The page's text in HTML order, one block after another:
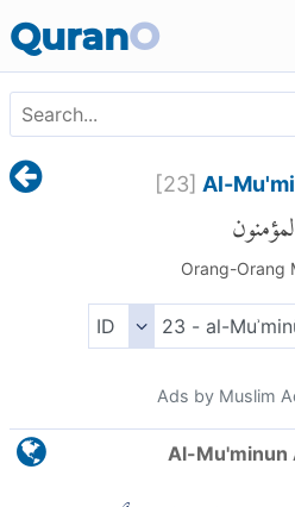
QuranO
[23] Al-
Orang-Orang
Ads by Muslim
Al-Mu'minun